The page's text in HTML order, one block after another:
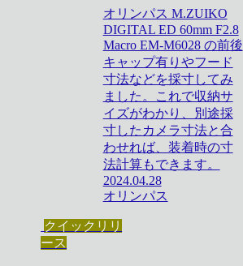
オリンパス M.ZUIKO
DIGITAL ED 60mm F2.8
Macro EM-M6028 の前後
キャップ有りやフード
寸法などを採寸してみ
ました。これで収納サ
イズがわかり、別途採
寸したカメラ寸法と合
わせれば、装着時の寸
法計算もできます。
2024.04.28
オリンパス
クイックリリ
ース